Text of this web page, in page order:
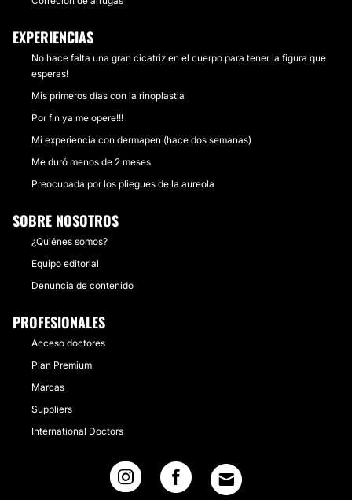
EXPERIENCIAS
No hace falta una gran cicatriz en el cuerpo para tener la figura que
esperas!
Mis primeros días con la rinoplastia
Por fin ya me opere!!!
Mi experiencia con dermapen (hace dos semanas)
Me duró menos de 2 meses
Preocupada por los pliegues de la aureola
SOBRE NOSOTROS
¿Quiénes somos?
Equipo editorial
Denuncia de contenido
PROFESIONALES
Acceso doctores
Plan Premium
Marcas
Suppliers
International Doctors